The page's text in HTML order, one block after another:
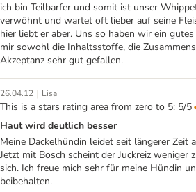
ich bin Teilbarfer und somit ist unser
verwöhnt und wartet oft lieber auf seine
hier liebt er aber. Uns so haben wir ein
mir sowohl die Inhaltsstoffe, die
Akzeptanz sehr gut gefallen.
26.04.12 | Lisa
This is a stars rating area from zero to 5: 5/5
Haut wird deutlich besser
Meine Dackelhündin leidet seit längerer Zeit
Jetzt mit Bosch scheint der Juckreiz weniger
sich. Ich freue mich sehr für meine Hündin
beibehalten.